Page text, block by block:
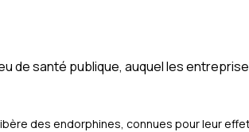
de santé publique, auquel les
des endorphines, connues pour leur